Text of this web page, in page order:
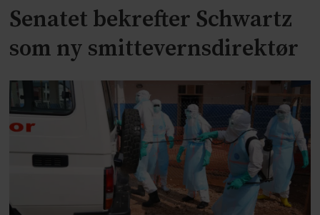
Senatet bekrefter Schwartz
som ny smittevernsdirektør